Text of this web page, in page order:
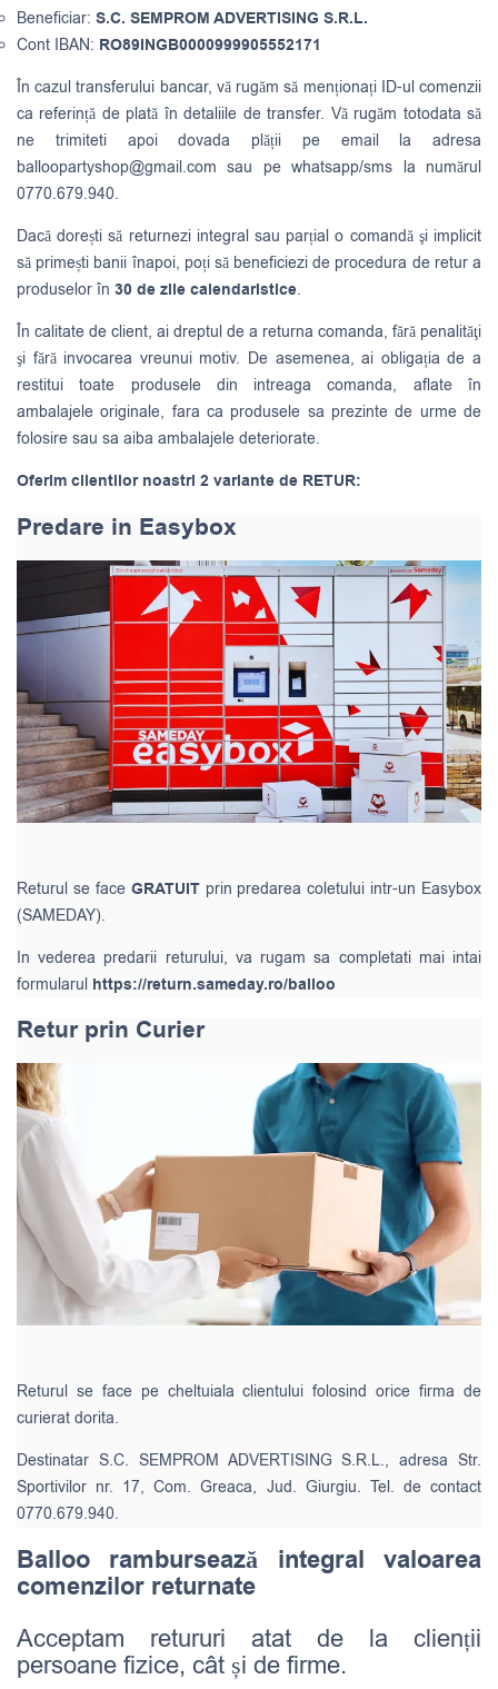
Beneficiar: S.C. SEMPROM ADVERTISING S.R.L.
Cont IBAN: RO89INGB0000999905552171
În cazul transferului bancar, vă rugăm să menționați ID-ul comenzii
ca referință de plată în detaliile de transfer. Vă rugăm totodata să
ne trimiteti apoi dovada plății pe email la adresa
balloopartyshop@gmail.com sau pe whatsapp/sms la numărul
0770.679.940.
Dacă dorești să returnezi integral sau parțial o comandă şi implicit
să primești banii înapoi, poți să beneficiezi de procedura de retur a
produselor în 30 de zile calendaristice.
În calitate de client, ai dreptul de a returna comanda, fără penalităţi
şi fără invocarea vreunui motiv. De asemenea, ai obligația de a
restitui toate produsele din intreaga comanda, aflate în
ambalajele originale, fara ca produsele sa prezinte de urme de
folosire sau sa aiba ambalajele deteriorate.
Oferim clientilor noastri 2 variante de RETUR:
Predare in Easybox
Returul se face GRATUIT prin predarea coletului intr-un Easybox
(SAMEDAY).
In vederea predarii returului, va rugam sa completati mai intai
formularul https://return.sameday.ro/balloo
Retur prin Curier
Returul se face pe cheltuiala clientului folosind orice firma de
curierat dorita.
Destinatar S.C. SEMPROM ADVERTISING S.R.L., adresa Str.
Sportivilor nr. 17, Com. Greaca, Jud. Giurgiu. Tel. de contact
0770.679.940.
Balloo rambursează integral valoarea
comenzilor returnate
Acceptam retururi atat de la clienții
persoane fizice, cât și de firme.